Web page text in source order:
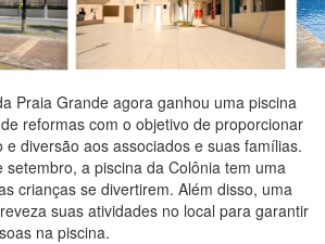
Praia Grande agora ganhou uma piscina
reformas com o objetivo de proporcionar
e diversão aos associados e suas famílias.
setembro, a piscina da Colônia tem uma
crianças se divertirem. Além disso, uma
suas atividades no local para garantir
na piscina.